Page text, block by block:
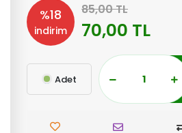
%18
indirim
85,00 TL
70,00 TL
Adet